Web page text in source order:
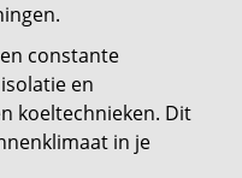
constante
en
koeltechnieken. Dit
in je